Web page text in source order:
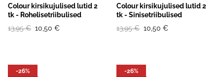
Colour kirsikujulised lutid 2
tk - Rohelisetriibulised
13,95 € 10,50 €
Colour kirsikujulised lutid 2
tk - Sinisetriibulised
13,95 € 10,50 €
-26% -26%